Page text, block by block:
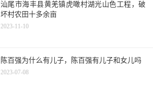
汕尾市海丰县黄羌镇虎噉村湖光山色工程，破
坏村农田十多余亩
2023-11-10
陈百强为什么有儿子，陈百强有儿子和女儿吗
2023-07-08